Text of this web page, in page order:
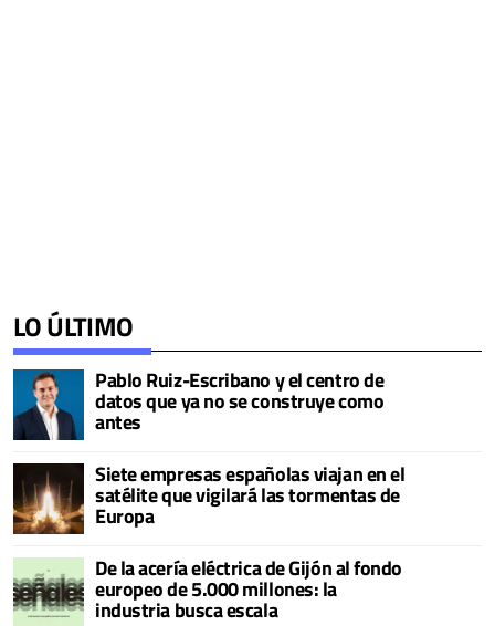
LO ÚLTIMO
Pablo Ruiz-Escribano y el centro de
datos que ya no se construye como
antes
Siete empresas españolas viajan en el
satélite que vigilará las tormentas de
Europa
De la acería eléctrica de Gijón al fondo
europeo de 5.000 millones: la
industria busca escala